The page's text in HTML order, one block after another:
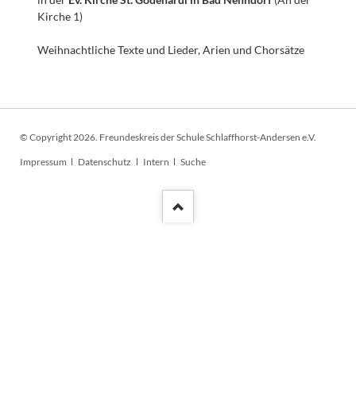
Kirche 1)
Weihnachtliche Texte und Lieder, Arien und Chorsätze
© Copyright 2026. Freundeskreis der Schule Schlaffhorst-Andersen e.V.
Navigation
Impressum Datenschutz Intern Suche